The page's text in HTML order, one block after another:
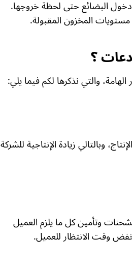
البضائع حتى لحظة خروجها.
مستويات المخزون المقبولة.
؟
والتي نذكرها لكم فيما يلي:
وبالتالي زيادة الإنتاجية للشركة
وتأمين كل ما يلزم العميل
وقت الانتظار للعميل.